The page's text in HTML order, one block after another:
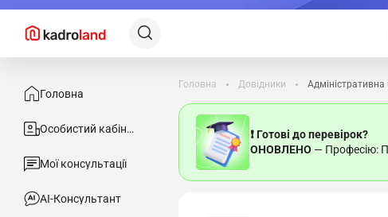
Головна
Особистий кабінет
Мої консультації
АІ-Консультант
Головна Довідники
❗ Готові до перевірок?
ОНОВЛЕНО — Професію: